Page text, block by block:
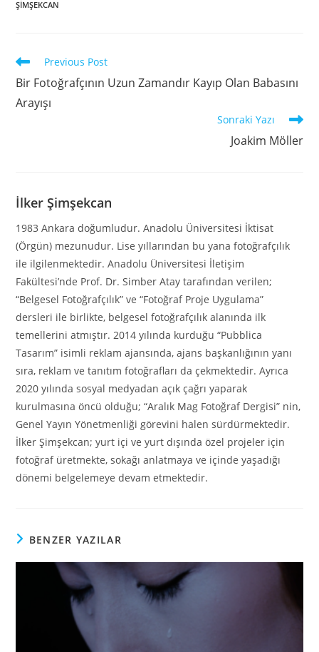
ŞİMŞEKCAN
Previous Post
Bir Fotoğrafçının Uzun Zamandır Kayıp Olan Babasını
Arayışı
Sonraki Yazı
Joakim Möller
İlker Şimşekcan
1983 Ankara doğumludur. Anadolu Üniversitesi İktisat
(Örgün) mezunudur. Lise yıllarından bu yana fotoğrafçılık
ile ilgilenmektedir. Anadolu Üniversitesi İletişim
Fakültesi’nde Prof. Dr. Simber Atay tarafından verilen;
“Belgesel Fotoğrafçılık” ve “Fotoğraf Proje Uygulama”
dersleri ile birlikte, belgesel fotoğrafçılık alanında ilk
temellerini atmıştır. 2014 yılında kurduğu “Pubblica
Tasarım” isimli reklam ajansında, ajans başkanlığının yanı
sıra, reklam ve tanıtım fotoğrafları da çekmektedir. Ayrıca
2020 yılında sosyal medyadan açık çağrı yaparak
kurulmasına öncü olduğu; “Aralık Mag Fotoğraf Dergisi” nin,
Genel Yayın Yönetmenliği görevini halen sürdürmektedir.
İlker Şimşekcan; yurt içi ve yurt dışında özel projeler için
fotoğraf üretmekte, sokağı anlatmaya ve içinde yaşadığı
dönemi belgelemeye devam etmektedir.
BENZER YAZILAR